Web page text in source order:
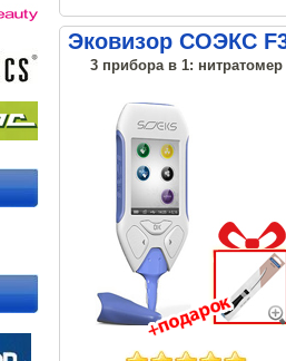
Эковизор СОЭКС
3 прибора в 1: нитратомер